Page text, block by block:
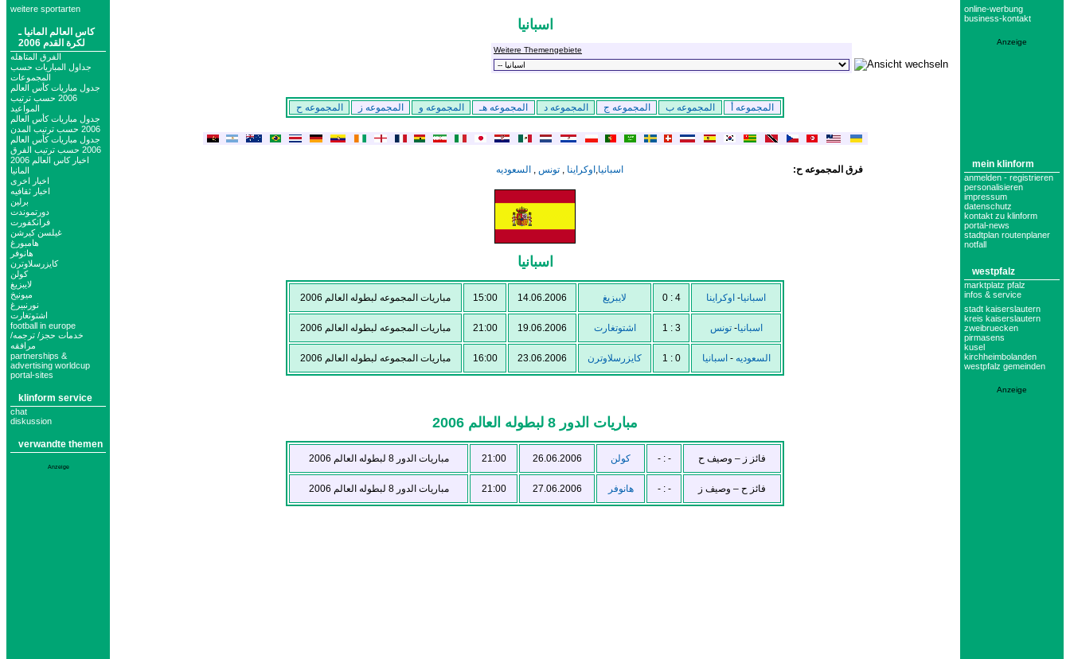
weitere sportarten
كاس العالم المانيا ـ
لكرة القدم 2006
الفرق المتاهله
جداول المباريات حسب
المجموعات
جدول مباريات كأس العالم
2006 حسب ترتيب
المواعيد
جدول مباريات كأس العالم
2006 حسب ترتيب المدن
جدول مباريات كأس العالم
2006 حسب ترتيب الفرق
اخبار كاس العالم 2006
المانيا
اخبار اخرى
اخبار ثقافيه
برلين
دورتموندت
فرانكفورت
غيلسن كيرشن
هامبورغ
هانوفر
كايزرسلاوترن
كولن
لايبزيغ
ميونيخ
نورنبيرغ
اشتوتغارت
football in europe
خدمات حجز/ ترجمه/
مرافقه
partnerships &
advertising worldcup
portal-sites
klinform service
chat
diskussion
verwandte themen
Anzeige
اسبانيا
Weitere Themengebiete
المجموعه ح المجموعه ز المجموعه و المجموعه هـ المجموعه د المجموعه ج المجموعه ب المجموعه أ
اسبانيا, اوكراينا,تونس, السعوديه :فرق المجموعه ح
اسبانيا
مباريات المجموعه لبطوله العالم 2006 15:00 14.06.2006 لايبزيغ 0 : 4 اسبانيا- اوكراينا
مباريات المجموعه لبطوله العالم 2006 21:00 19.06.2006 اشتوتغارت 1 : 3 اسبانيا-تونس
مباريات المجموعه لبطوله العالم 2006 16:00 23.06.2006 كايزرسلاوترن 1 : 0 السعوديه- اسبانيا
مباريات الدور 8 لبطوله العالم 2006
مباريات الدور 8 لبطوله العالم 2006 21:00 26.06.2006 كولن - : - فائز ز – وصيف ح
مباريات الدور 8 لبطوله العالم 2006 21:00 27.06.2006 هانوفر - : - فائز ح – وصيف ز
online-werbung
business-kontakt
Anzeige
mein klinform
anmelden - registrieren
personalisieren
impressum
datenschutz
kontakt zu klinform
portal-news
stadtplan routenplaner
notfall
westpfalz
marktplatz pfalz
infos & service
stadt kaiserslautern
kreis kaiserslautern
zweibruecken
pirmasens
kusel
kirchheimbolanden
westpfalz gemeinden
Anzeige